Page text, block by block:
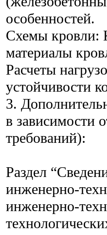
особенностей.
Схемы кровли:
материалы
Расчеты
устойчивости
3.
в зависимости
требований):
Раздел
инженерно-
инженерно-